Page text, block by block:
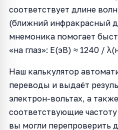
соответствует длине
(ближний инфракрасный
мнемоника помогает
«на глаз»: E(эВ) ≈ 1240 /
Наш калькулятор
переводы и выдаёт
электрон-вольтах, а
соответствующие
вы могли перепроверить